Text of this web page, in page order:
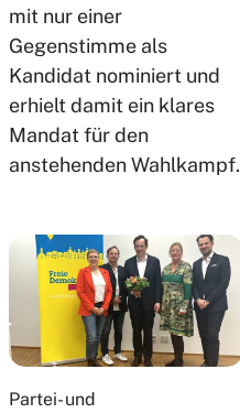
mit nur einer
Gegenstimme als
Kandidat nominiert und
erhielt damit ein klares
Mandat für den
anstehenden Wahlkampf.
Partei- und